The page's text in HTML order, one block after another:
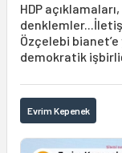
HDP
Özçelebi bianet’e
demokratik
Evrim Kepenek